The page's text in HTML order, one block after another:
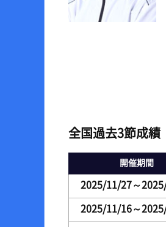
全国過去3節成績
開催期間
2025/11/27～
2025/11/16～